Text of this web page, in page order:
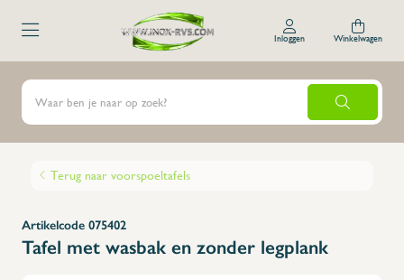
Inloggen Winkelwagen
Terug naar voorspoeltafels
Artikelcode 075402
Tafel met wasbak en zonder legplank